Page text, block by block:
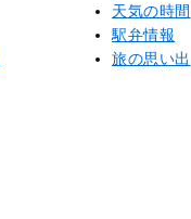
天気の時間
駅弁情報
旅の思い出